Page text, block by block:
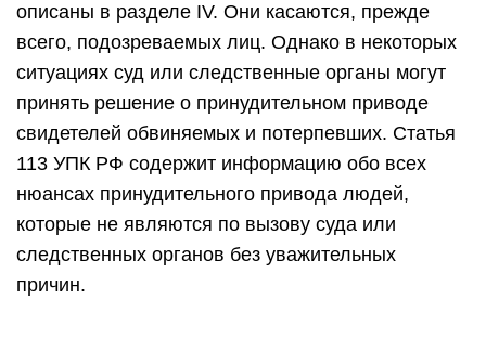
описаны в разделе IV. Они касаются, прежде
всего, подозреваемых лиц. Однако в некоторых
ситуациях суд или следственные органы могут
принять решение о принудительном приводе
свидетелей обвиняемых и потерпевших. Статья
113 УПК РФ содержит информацию обо всех
нюансах принудительного привода людей,
которые не являются по вызову суда или
следственных органов без уважительных
причин.